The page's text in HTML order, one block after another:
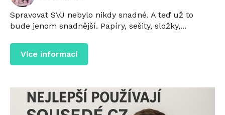
Spravovat SVJ nebylo nikdy snadné. A teď už to
bude jenom snadnější. Papíry, sešity, složky,...
Více informací